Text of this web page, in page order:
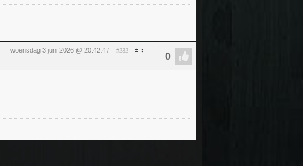
woensdag 3 juni 2026 @ 20:42:47 #232